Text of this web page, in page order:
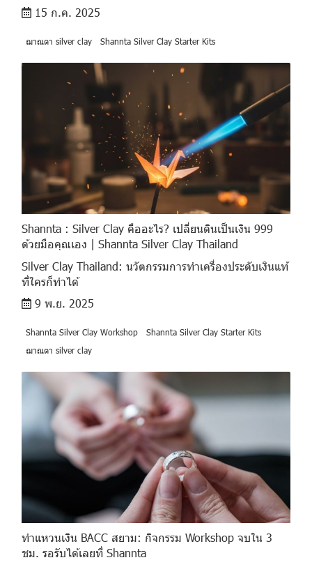
15 ก.ค. 2025
ฌาณตา silver clay Shannta Silver Clay Starter Kits
Shannta : Silver Clay คืออะไร? เปลี่ยนดินเป็นเงิน 999
ด้วยมือคุณเอง | Shannta Silver Clay Thailand
Silver Clay Thailand: นวัตกรรมการทำเครื่องประดับเงินแท้
ที่ใครก็ทำได้
9 พ.ย. 2025
Shannta Silver Clay Workshop
Shannta Silver Clay Starter Kits
ฌาณตา silver clay
ทำแหวนเงิน BACC สยาม: กิจกรรม Workshop จบใน 3
ชม. รอรับได้เลยที่ Shannta